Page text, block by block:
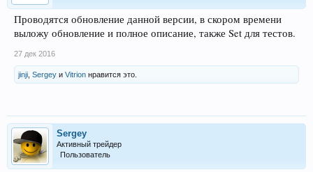
Проводятся обновление данной версии, в скором времени
выложу обновление и полное описание, также Set для тестов.
27 дек 2016
jinji Sergey и Vitrion нравится это.
Sergey
Активный трейдер
Пользователь